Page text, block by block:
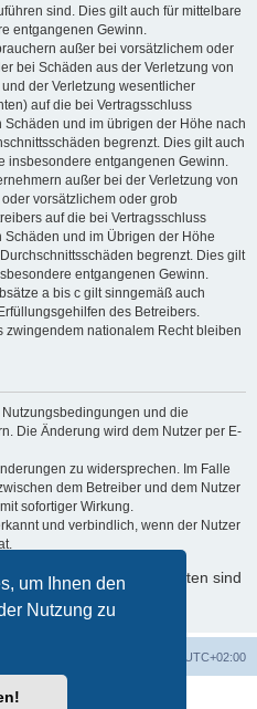
um Ihnen den
Nutzung zu
sind. Dies gilt auch für mittelbare
entgangenen Gewinn.
außer bei vorsätzlichem oder
bei Schäden aus der Verletzung von
der Verletzung wesentlicher
auf die bei Vertragsschluss
und im übrigen der Höhe nach
begrenzt. Dies gilt auch
insbesondere entgangenen Gewinn.
außer bei der Verletzung von
vorsätzlichem oder grob
auf die bei Vertragsschluss
und im Übrigen der Höhe
begrenzt. Dies gilt
entgangenen Gewinn.
a bis c gilt sinngemäß auch
des Betreibers.
zwingendem nationalem Recht bleiben
und die
Die Änderung wird dem Nutzer per E-
zu widersprechen. Im Falle
dem Betreiber und dem Nutzer
sofortiger Wirkung.
und verbindlich, wenn der Nutzer
mit Ihren persönlichen Daten sind
UTC+02:00
Software © phpBB Limited